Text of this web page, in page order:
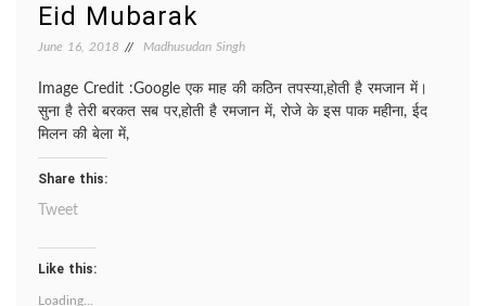
Eid Mubarak
June 16, 2018 Madhusudan Singh
Image Credit :Google एक माह की कठिन तपस्या,होती है रमजान में।
सुना है तेरी बरकत सब पर,होती है रमजान में, रोजे के इस पाक महीना, ईद
मिलन की बेला में,
Share this:
Tweet
Like this:
Loading...